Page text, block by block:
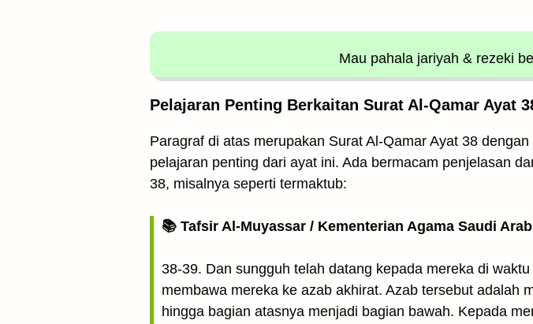
Mau pahala jariyah & rezeki
Pelajaran Penting Berkaitan Surat Al-Qamar Ayat
Paragraf di atas merupakan Surat Al-Qamar Ayat 38
pelajaran penting dari ayat ini. Ada bermacam penjelasan
38, misalnya seperti termaktub:
📚 Tafsir Al-Muyassar / Kementerian Agama Saudi
38-39. Dan sungguh telah datang kepada mereka di
membawa mereka ke azab akhirat. Azab tersebut adalah
hingga bagian atasnya menjadi bagian bawah. Kepada